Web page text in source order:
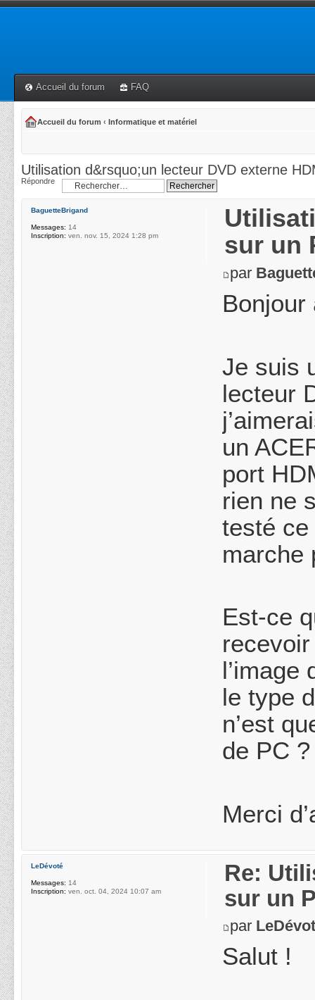
Accueil du forum FAQ
Accueil du forum ‹ Informatique et matériel
Utilisation d&rsquo;un lecteur DVD externe
Répondre
sur un
par
Bonjour
Je suis
lecteur
un
port
rien ne
testé
marche
Est-ce
l’image
le type
n’est
de PC ?
Merci
BaguetteBrigand
Messages: 14
Inscription: ven. nov. 15, 2024 1:28 pm
Re:
sur un
par
Salut !
LeDévoté
Messages: 14
Inscription: ven. oct. 04, 2024 10:07 am